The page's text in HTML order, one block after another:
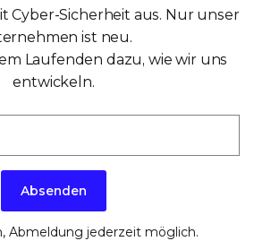
Cyber-Sicherheit aus. Nur unser
ist neu.
Laufenden dazu, wie wir uns
entwickeln.
Absenden
Abmeldung jederzeit möglich.